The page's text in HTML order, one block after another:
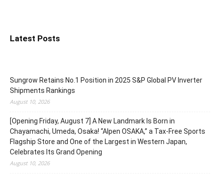
Latest Posts
Sungrow Retains No.1 Position in 2025 S&P Global PV Inverter
Shipments Rankings
August 10, 2026
[Opening Friday, August 7] A New Landmark Is Born in
Chayamachi, Umeda, Osaka! “Alpen OSAKA,” a Tax-Free Sports
Flagship Store and One of the Largest in Western Japan,
Celebrates Its Grand Opening
August 10, 2026